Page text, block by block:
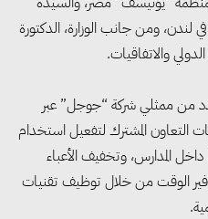
ومن جانب الوزارة، الدكتورة
والاتفاقيات.
من ممثلي شركة “جوجل” عبر
التعاون المشترك لتفعيل استخدام
المدارس، وتخفيف الأعباء
الوقت من خلال توظيف تقنيات